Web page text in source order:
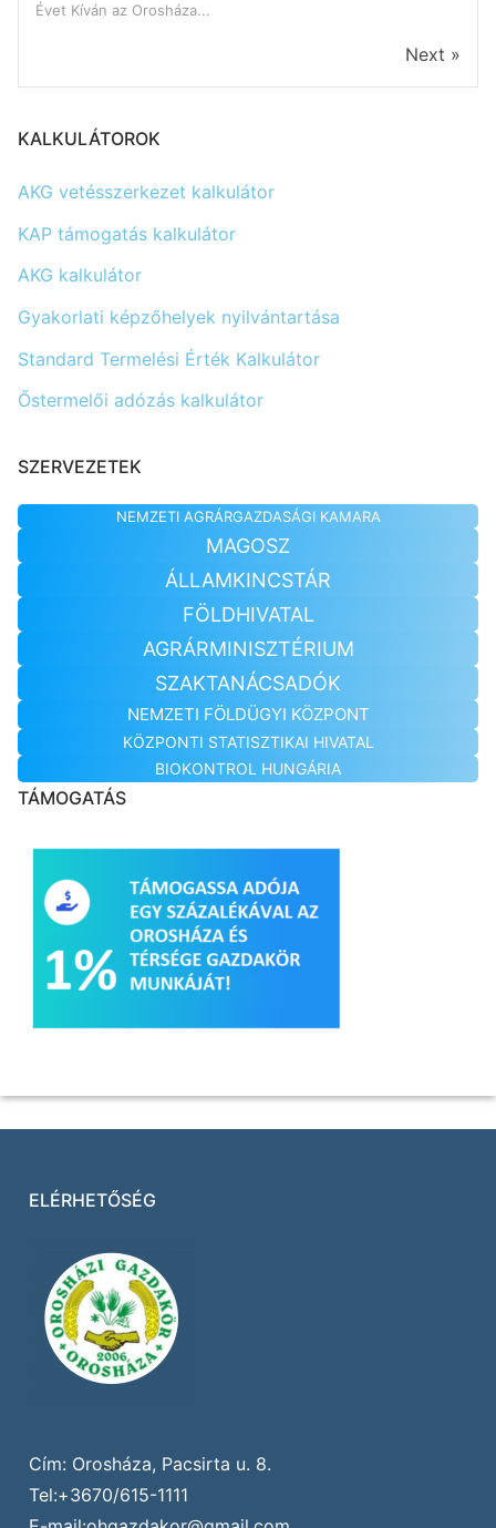
Évet Kíván az Orosháza...
Next »
KALKULÁTOROK
AKG vetésszerkezet kalkulátor
KAP támogatás kalkulátor
AKG kalkulátor
Gyakorlati képzőhelyek nyilvántartása
Standard Termelési Érték Kalkulátor
Őstermelői adózás kalkulátor
SZERVEZETEK
NEMZETI AGRÁRGAZDASÁGI KAMARA
MAGOSZ
ÁLLAMKINCSTÁR
FÖLDHIVATAL
AGRÁRMINISZTÉRIUM
SZAKTANÁCSADÓK
NEMZETI FÖLDÜGYI KÖZPONT
KÖZPONTI STATISZTIKAI HIVATAL
BIOKONTROL HUNGÁRIA
TÁMOGATÁS
ELÉRHETŐSÉG
Cím: Orosháza, Pacsirta u. 8.
Tel:+3670/615-1111